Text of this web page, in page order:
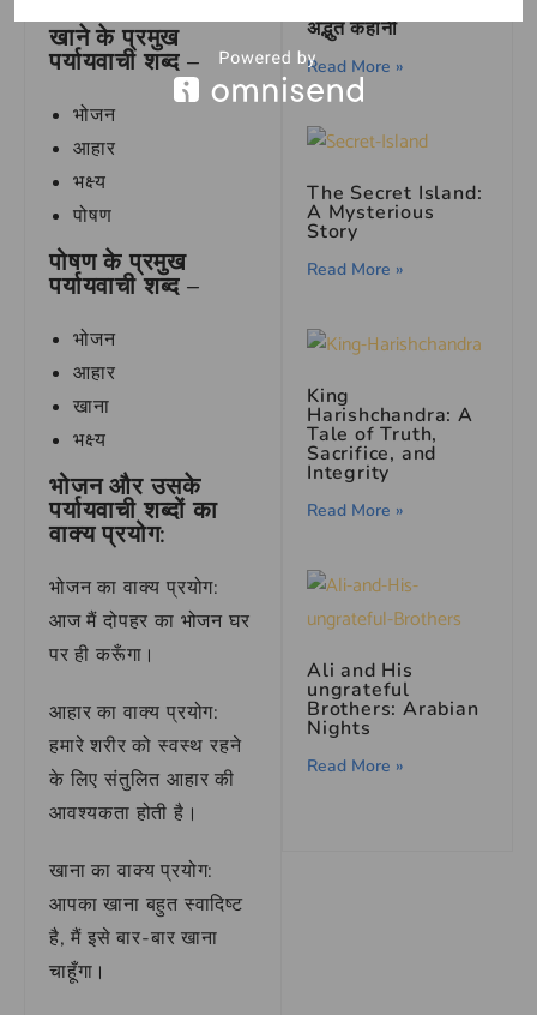
खाने के प्रमुख
पर्यायवाची शब्द –
भोजन
आहार
भक्ष्य
पोषण
पोषण के प्रमुख
पर्यायवाची शब्द –
भोजन
आहार
खाना
भक्ष्य
भोजन और उसके
पर्यायवाची शब्दों का
वाक्य प्रयोग:
भोजन का वाक्य प्रयोग:
आज मैं दोपहर का भोजन घर
पर ही करूँगा।
आहार का वाक्य प्रयोग:
हमारे शरीर को स्वस्थ रहने
के लिए संतुलित आहार की
आवश्यकता होती है।
खाना का वाक्य प्रयोग:
आपका खाना बहुत स्वादिष्ट
है, मैं इसे बार-बार खाना
चाहूँगा।
अद्भुत कहानी
Read More »
The Secret Island:
A Mysterious
Story
Read More »
King
Harishchandra: A
Tale of Truth,
Sacrifice, and
Integrity
Read More »
Ali and His
ungrateful
Brothers: Arabian
Nights
Read More »